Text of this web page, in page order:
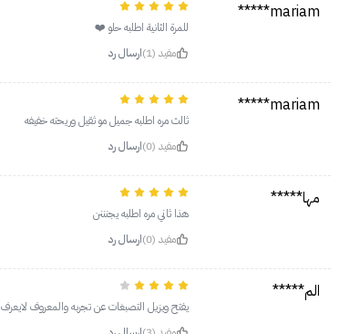
mariam*****
للمرة الثانية اطلبه حلو ❤️
مفيد (1)
ارسال رد
mariam*****
ثالث مره اطلبه جميل مو ثقيل وريحته خفيفه
مفيد (0)
ارسال رد
مها*****
هذا ثاني مره اطلبه يجنننن
مفيد (0)
ارسال رد
الم*****
يفتح ويزيل التصبغات عن تجربه والمعروف